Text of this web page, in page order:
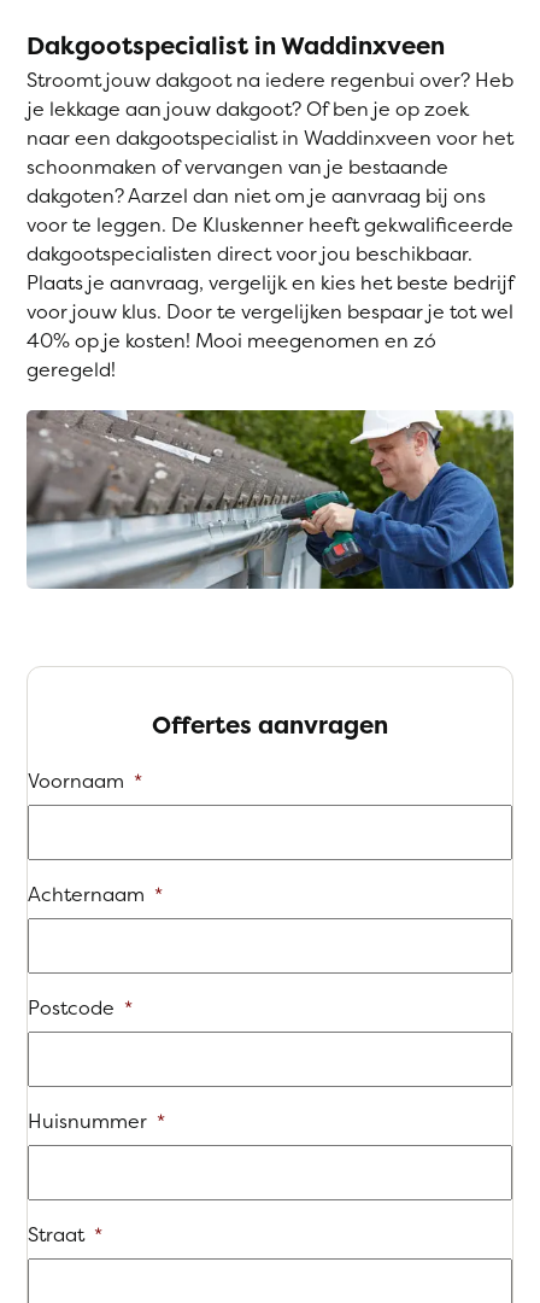
Dakgootspecialist in Waddinxveen
Stroomt jouw dakgoot na iedere regenbui over? Heb
je lekkage aan jouw dakgoot? Of ben je op zoek
naar een dakgootspecialist in Waddinxveen voor het
schoonmaken of vervangen van je bestaande
dakgoten? Aarzel dan niet om je aanvraag bij ons
voor te leggen. De Kluskenner heeft gekwalificeerde
dakgootspecialisten direct voor jou beschikbaar.
Plaats je aanvraag, vergelijk en kies het beste bedrijf
voor jouw klus. Door te vergelijken bespaar je tot wel
40% op je kosten! Mooi meegenomen en zó
geregeld!
Offertes aanvragen
Voornaam *
Achternaam *
Postcode *
Huisnummer *
Straat *